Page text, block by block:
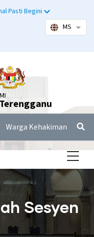
Pasti Begini
MS
Warga Kehakiman
Sesyen